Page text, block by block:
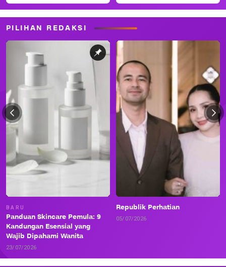
PILIHAN REDAKSI
BARU
Panduan Skincare Pemula: 9
Kandungan Esensial yang
Wajib Dipahami Wanita
23/07/2026
Republik Perhatian
05/07/2026